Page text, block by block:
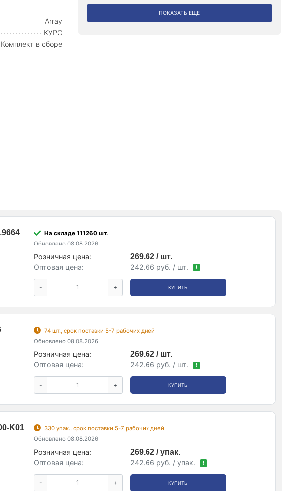
ПОКАЗАТЬ ЕЩЕ
Array
КУРС
Комплект в сборе
На складе 111260 шт.
Обновлено 08.08.2026
Розничная цена:
269.62 / шт.
Оптовая цена:
242.66 руб. / шт. !
- + КУПИТЬ
74 шт., срок поставки 5-7 рабочих дней
Обновлено 08.08.2026
Розничная цена:
269.62 / шт.
Оптовая цена:
242.66 руб. / шт. !
- + КУПИТЬ
K01
330 упак., срок поставки 5-7 рабочих дней
Обновлено 08.08.2026
Розничная цена:
269.62 / упак.
Оптовая цена:
242.66 руб. / упак. !
- + КУПИТЬ